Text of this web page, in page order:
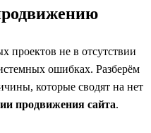
проектов не в отсутствии
ошибках. Разберём
которые сводят на нет
продвижения сайта.